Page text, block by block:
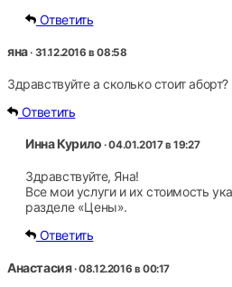
Ответить
яна· 31.12.2016 в 08:58
Здравствуйте а сколько стоит аборт?
Ответить
Инна Курило· 04.01.2017 в 19:27
Здравствуйте, Яна!
Все мои услуги и их стоимость
разделе «Цены».
Ответить
Анастасия· 08.12.2016 в 00:17